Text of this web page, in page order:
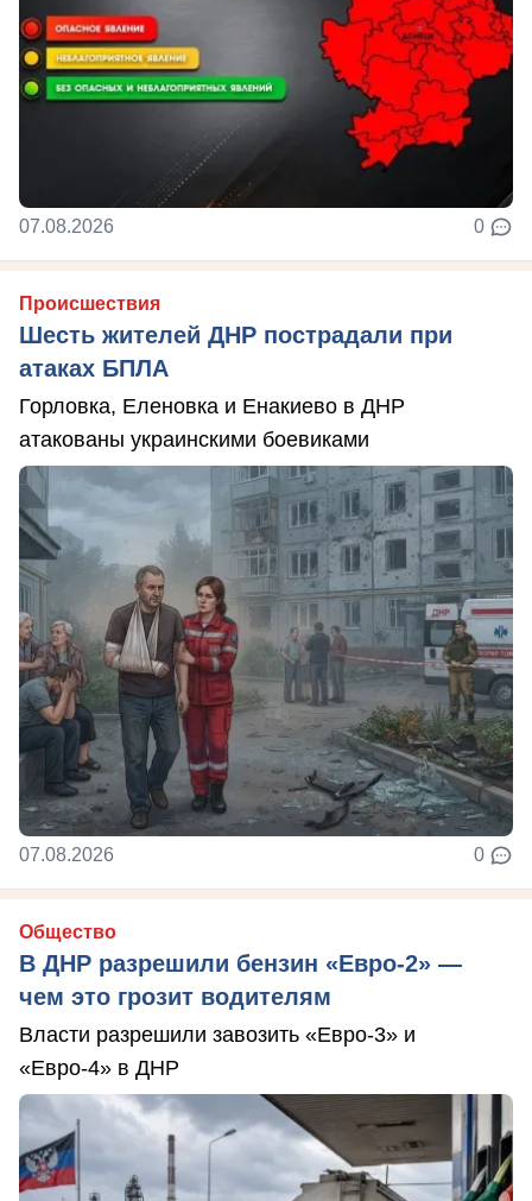
07.08.2026 0
Происшествия
Шесть жителей ДНР пострадали при
атаках БПЛА
Горловка, Еленовка и Енакиево в ДНР
атакованы украинскими боевиками
07.08.2026 0
Общество
В ДНР разрешили бензин «Евро-2» —
чем это грозит водителям
Власти разрешили завозить «Евро-3» и
«Евро-4» в ДНР